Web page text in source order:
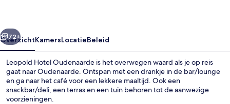
Volgende
72+
OverzichtKamersLocatieBeleid
Leopold Hotel Oudenaarde is het overwegen waard als je op reis
gaat naar Oudenaarde. Ontspan met een drankje in de bar/lounge
en ga naar het café voor een lekkere maaltijd. Ook een
snackbar/deli, een terras en een tuin behoren tot de aanwezige
voorzieningen.